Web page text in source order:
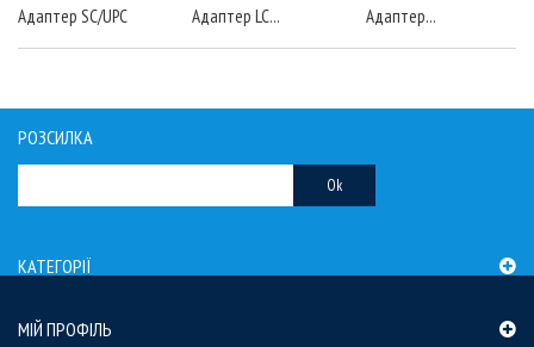
Адаптер SC/UPC Адаптер LC... Адаптер...
РОЗСИЛКА
Ok
КАТЕГОРІЇ
МІЙ ПРОФІЛЬ